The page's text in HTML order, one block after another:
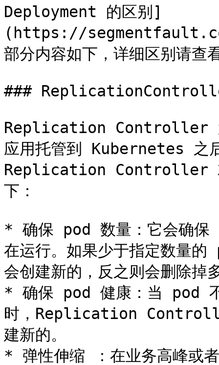
Deployment 的区别]
(https://
部分内容如下，详细区别请查
###
Replication Controller 为
应用托管到 Kubernetes 之
Replication Controller 就
下：
* 确保 pod 数量：它会确
在运行。如果少于指定数
会创建新的，反之则会删除
* 确保 pod 健康：当 pod 不
时，Replication
建新的。
* 弹性伸缩 ：在业务高峰或